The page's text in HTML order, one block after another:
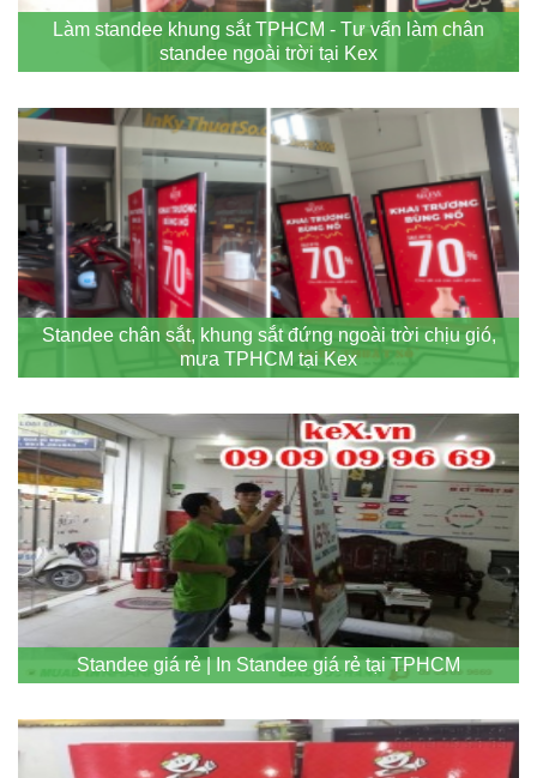
Làm standee khung sắt TPHCM - Tư vấn làm chân
standee ngoài trời tại Kex
Standee chân sắt, khung sắt đứng ngoài trời chịu gió,
mưa TPHCM tại Kex
Standee giá rẻ | In Standee giá rẻ tại TPHCM